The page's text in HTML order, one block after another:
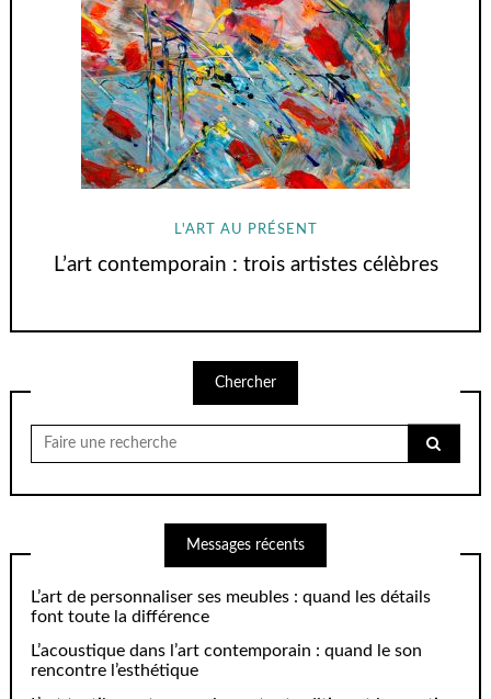
L'ART AU PRÉSENT
L’art contemporain : trois artistes célèbres
Chercher
pour:
Messages récents
L’art de personnaliser ses meubles : quand les détails
font toute la différence
L’acoustique dans l’art contemporain : quand le son
rencontre l’esthétique